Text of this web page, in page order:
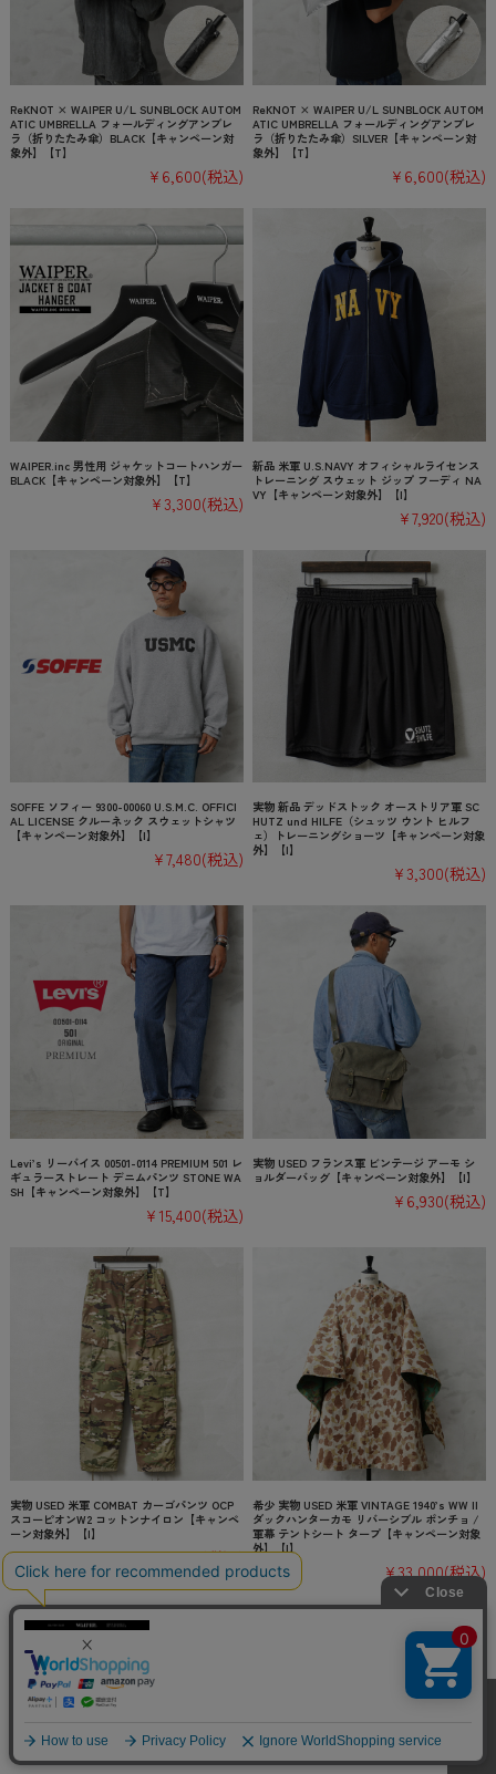
ReKNOT × WAIPER U/L SUNBLOCK AUTOM
ATIC UMBRELLA フォールディングアンブレ
ラ（折りたたみ傘）BLACK【キャンペーン対
象外】【T】
¥6,600(税込)
ReKNOT × WAIPER U/L SUNBLOCK AUTOM
ATIC UMBRELLA フォールディングアンブレ
ラ（折りたたみ傘）SILVER【キャンペーン対
象外】【T】
¥6,600(税込)
WAIPER.inc 男性用 ジャケットコートハンガー
BLACK【キャンペーン対象外】【T】
¥3,300(税込)
新品 米軍 U.S.NAVY オフィシャルライセンス
トレーニング スウェット ジップ フーディ NA
VY【キャンペーン対象外】【I】
¥7,920(税込)
SOFFE ソフィー 9300-00060 U.S.M.C. OFFICI
AL LICENSE クルーネック スウェットシャツ
【キャンペーン対象外】【I】
¥7,480(税込)
実物 新品 デッドストック オーストリア軍 SC
HUTZ und HILFE（シュッツ ウント ヒルフ
ェ）トレーニングショーツ【キャンペーン対象
外】【I】
¥3,300(税込)
Levi’s リーバイス 00501-0114 PREMIUM 501 レ
ギュラーストレート デニムパンツ STONE WA
SH【キャンペーン対象外】【T】
¥15,400(税込)
実物 USED フランス軍 ビンテージ アーモ シ
ョルダーバッグ【キャンペーン対象外】【I】
¥6,930(税込)
実物 USED 米軍 COMBAT カーゴパンツ OCP
スコーピオンW2 コットンナイロン【キャンペ
ーン対象外】【I】
¥6,380(税込)
希少 実物 USED 米軍 VINTAGE 1940’s WW II
ダックハンターカモ リバーシブル ポンチョ /
軍幕 テントシート タープ【キャンペーン対象
外】【I】
¥33,000(税込)